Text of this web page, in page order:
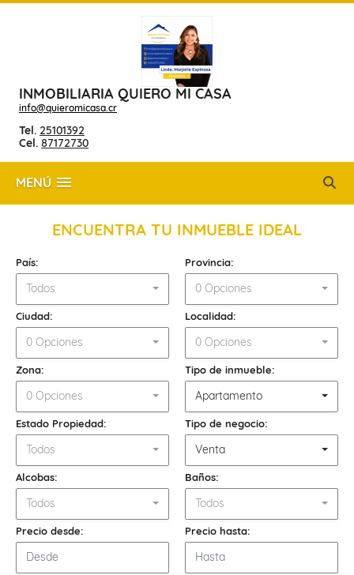
INMOBILIARIA QUIERO MI CASA
info@quieromicasa.cr
Tel. 25101392
Cel. 87172730
MENÚ
ENCUENTRA TU INMUEBLE IDEAL
País:
Todos
Provincia:
0 Opciones
Ciudad:
0 Opciones
Localidad:
0 Opciones
Zona:
0 Opciones
Tipo de inmueble:
Apartamento
Estado Propiedad:
Todos
Tipo de negocio:
Venta
Alcobas:
Todos
Baños:
Todos
Precio desde: Precio hasta: